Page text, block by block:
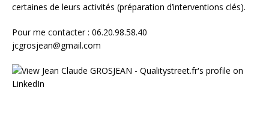
certaines de leurs activités (préparation d’interventions clés).
Pour me contacter : 06.20.98.58.40
jcgrosjean@gmail.com